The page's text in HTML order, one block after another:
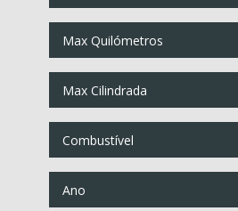
Max Quilómetros
Max Cilindrada
Combustível
Ano